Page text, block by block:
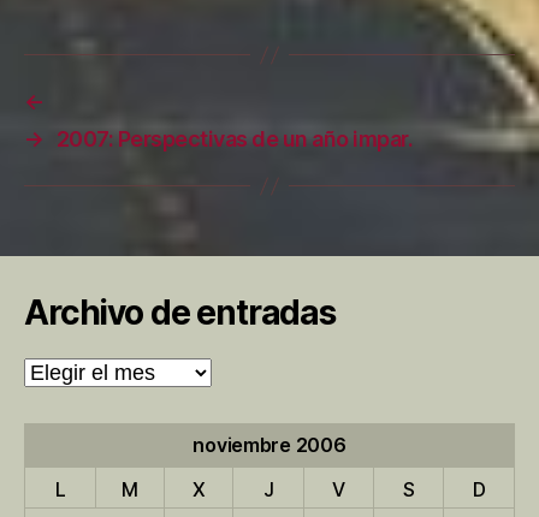
←
→
2007: Perspectivas de un año impar.
Archivo de entradas
Archivo
de
entradas
noviembre 2006
L
M X J V S
D